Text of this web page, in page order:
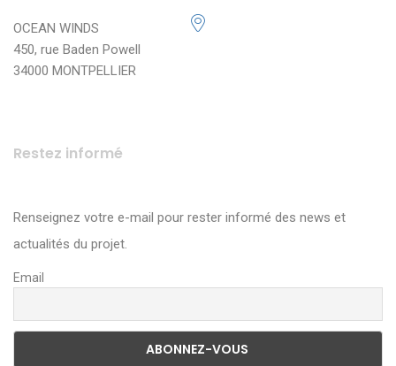
OCEAN WINDS
450, rue Baden Powell
34000 MONTPELLIER
Restez informé
Renseignez votre e-mail pour rester informé des news et
actualités du projet.
Email